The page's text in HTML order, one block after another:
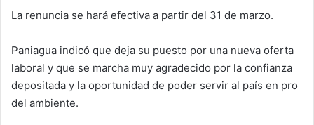
La renuncia se hará efectiva a partir del 31 de marzo.
Paniagua indicó que deja su puesto por una nueva oferta
laboral y que se marcha muy agradecido por la confianza
depositada y la oportunidad de poder servir al país en pro
del ambiente.